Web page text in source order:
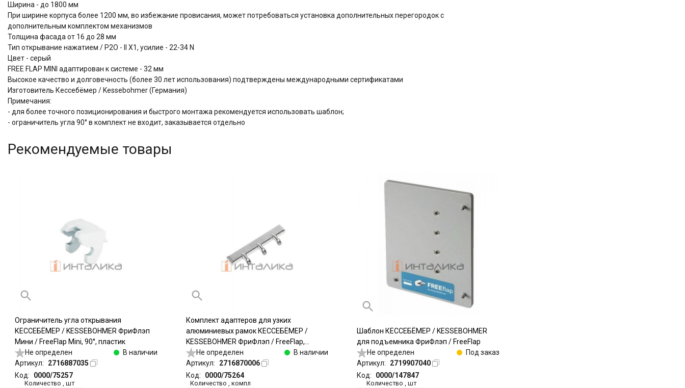
Ширина - до 1800 мм
При ширине корпуса более 1200 мм, во избежание провисания, может потребоваться установка дополнительных перегородок с
дополнительным комплектом механизмов
Толщина фасада от 16 до 28 мм
Тип открывание нажатием / P2O - II Х1, усилие - 22-34 N
Цвет - серый
FREE FLAP MINI адаптирован к системе - 32 мм
Высокое качество и долговечность (более 30 лет использования) подтверждены международными сертификатами
Изготовитель Кессебёмер / Kessebohmer (Германия)
Примечания:
- для более точного позиционирования и быстрого монтажа рекомендуется использовать шаблон;
- ограничитель угла 90° в комплект не входит, заказывается отдельно
Рекомендуемые товары
Ограничитель угла открывания
КЕССЕБЁМЕР / KESSEBOHMER ФриФлэп
Мини / FreeFlap Mini, 90°, пластик
Не определен
В наличии
Артикул:
2716887035
Код:
0000/75257
Количество , шт
Комплект адаптеров для узких
алюминиевых рамок КЕССЕБЁМЕР /
KESSEBOHMER ФриФлэп / FreeFlap,
ФриСвинг / FreeSwing, ФриСлайд /
FreeSlide, 20мм, никель
Не определен
В наличии
Артикул:
2716870006
Код:
0000/75264
Количество , компл
Шаблон КЕССЕБЁМЕР / KESSEBOHMER
для подъемника ФриФлэп / FreeFlap
Не определен
Под заказ
Артикул:
2719907040
Код:
0000/147847
Количество , шт